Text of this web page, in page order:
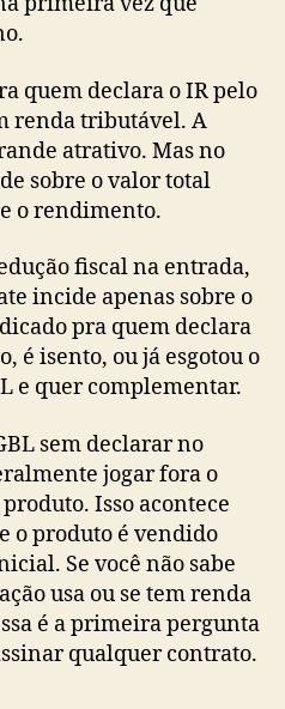
quem declara o IR pelo
renda tributável. A
atrativo. Mas no
sobre o valor total
o rendimento.
fiscal na entrada,
incide apenas sobre o
pra quem declara
é isento, ou já esgotou o
e quer complementar.
sem declarar no
jogar fora o
Isso acontece
o produto é vendido
Se você não sabe
usa ou se tem renda
é a primeira pergunta
qualquer contrato.